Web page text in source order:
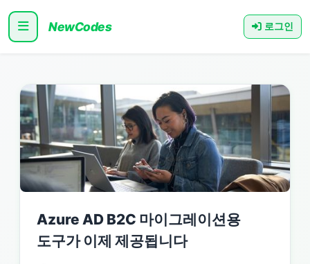
NewCodes 로그인
Azure AD B2C 마이그레이션용
도구가 이제 제공됩니다